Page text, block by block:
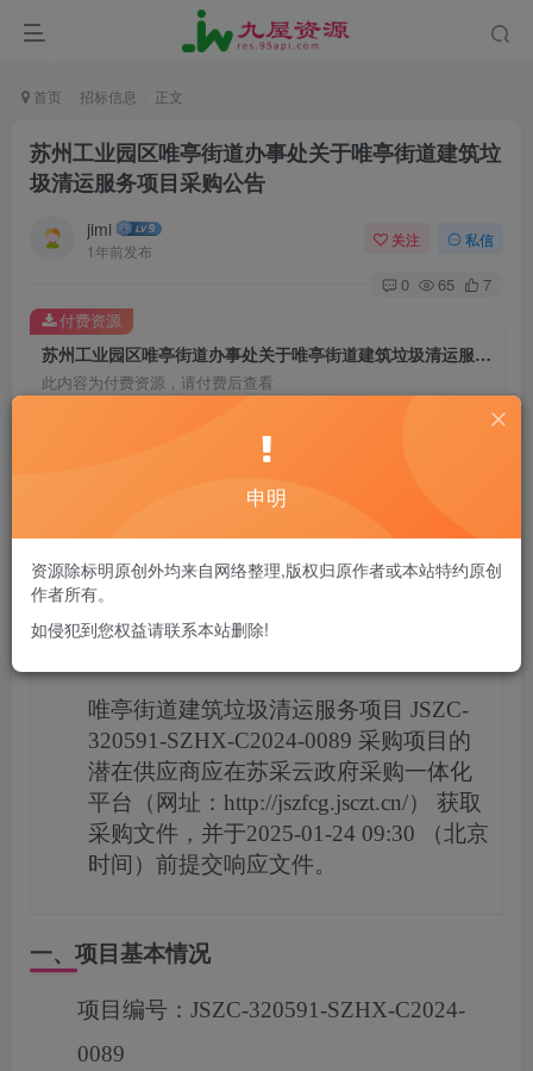
首页 招标信息 正文
苏州工业园区唯亭街道办事处关于唯亭街道建筑垃
圾清运服务项目采购公告
jimi
1年前发布
关注 私信
0 65 7
苏州工业园区唯亭街道办事处关于唯亭街道建筑垃圾清运服务项目采购公告
此内容为付费资源，请付费后查看
20
您当前未登录！建议登陆后购买，可保存购买订单
付费资源
唯亭街道建筑垃圾清运服务项目 JSZC-
320591-SZHX-C2024-0089 采购项目的
潜在供应商应在苏采云政府采购一体化
平台（网址：http://jszfcg.jsczt.cn/）
获取
采购文件，并于2025-01-24 09:30 （北京
时间）前提交响应文件。
一、项目基本情况
项目编号： JSZC-320591-SZHX-C2024-
0089
申明
资源除标明原创外均来自网络整理,版权归原作者或本站特约原创
作者所有。
如侵犯到您权益请联系本站删除!